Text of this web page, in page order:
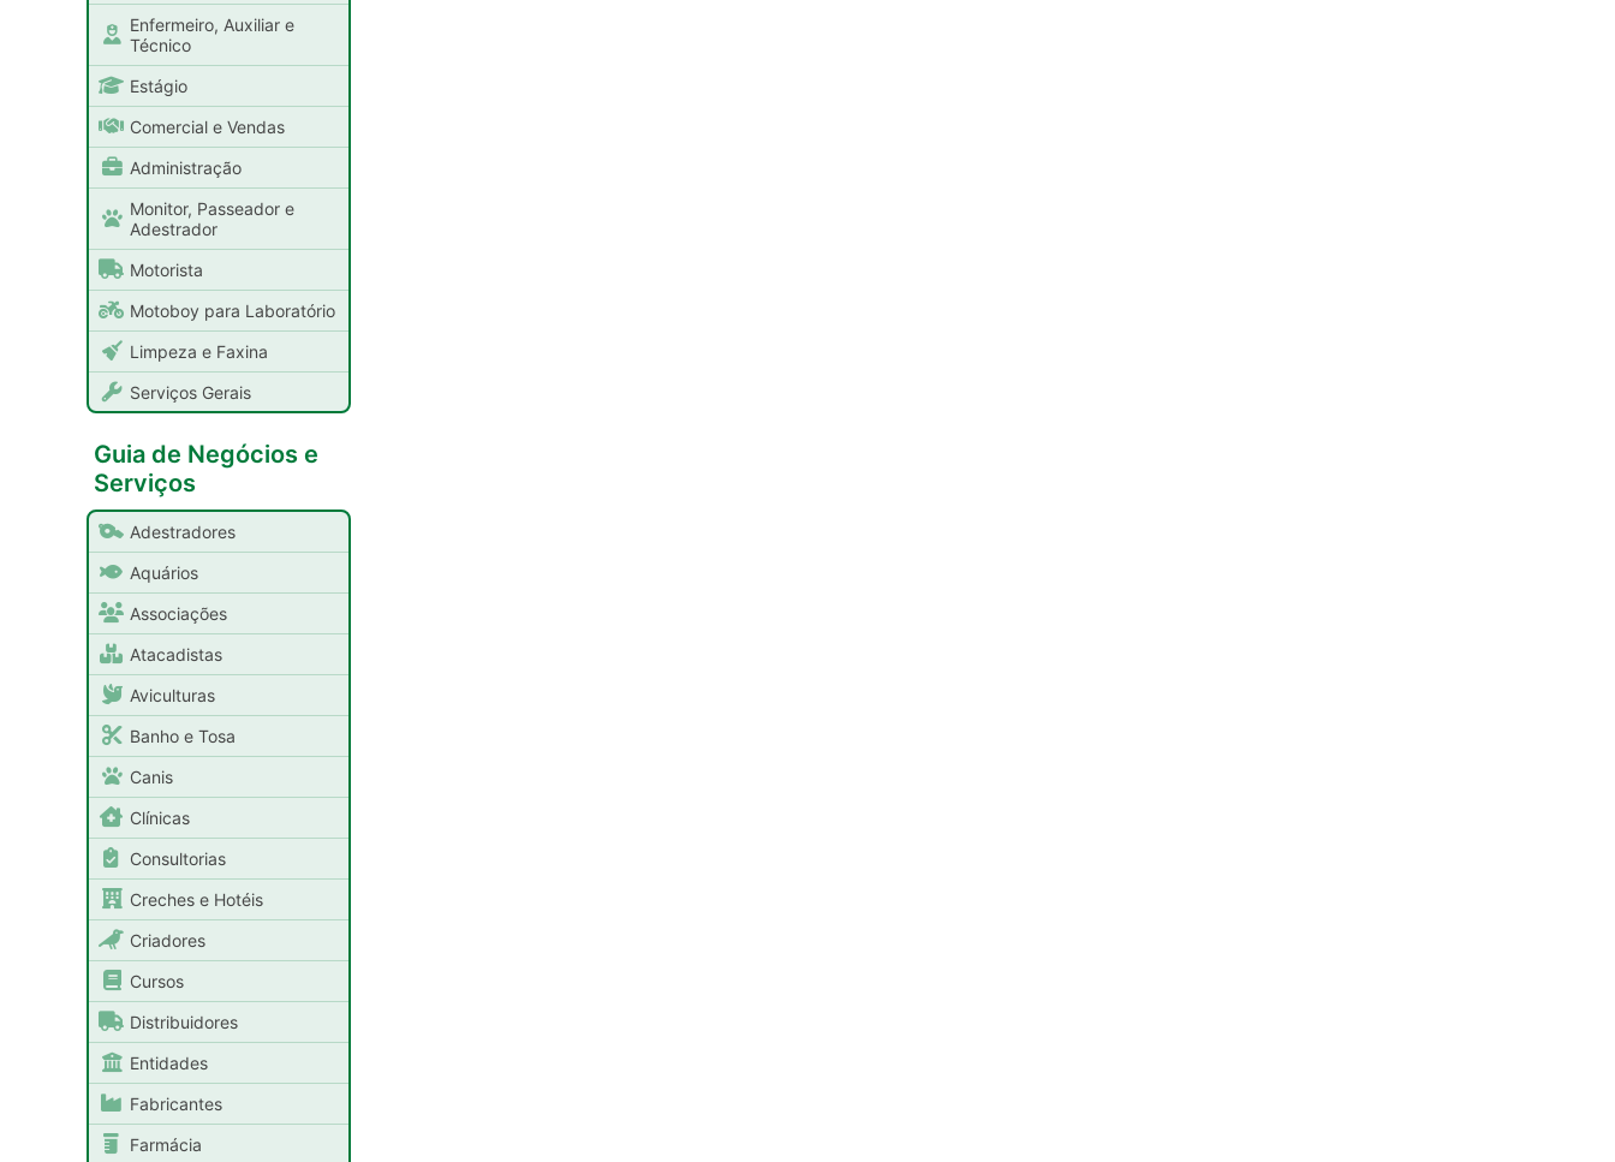
Enfermeiro, Auxiliar e
Técnico
Estágio
Comercial e Vendas
Administração
Monitor, Passeador e
Adestrador
Motorista
Motoboy para Laboratório
Limpeza e Faxina
Serviços Gerais
Guia de Negócios e
Serviços
Adestradores
Aquários
Associações
Atacadistas
Aviculturas
Banho e Tosa
Canis
Clínicas
Consultorias
Creches e Hotéis
Criadores
Cursos
Distribuidores
Entidades
Fabricantes
Farmácia